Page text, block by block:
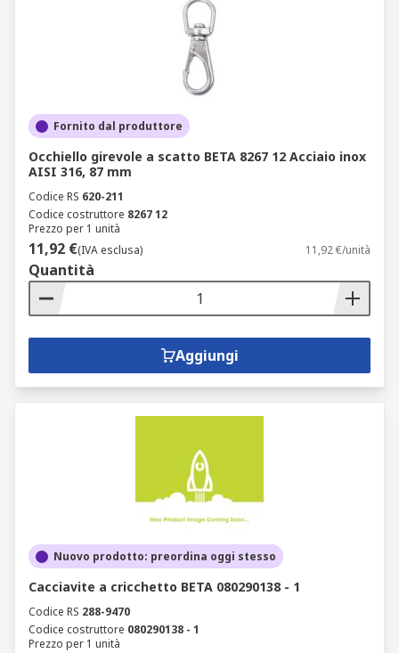
Fornito dal produttore
Occhiello girevole a scatto BETA 8267 12 Acciaio inox
AISI 316, 87 mm
Codice RS 620-211
Codice costruttore 8267 12
Prezzo per 1 unità
11,92 €(IVA esclusa) 11,92 €/unità
Quantità
Aggiungi
Nuovo prodotto: preordina oggi stesso
Cacciavite a cricchetto BETA 080290138 - 1
Codice RS 288-9470
Codice costruttore 080290138 - 1
Prezzo per 1 unità